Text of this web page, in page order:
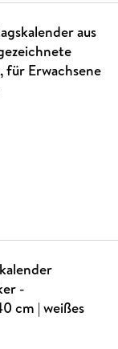
aus
für Erwachsene
-
cm | weißes